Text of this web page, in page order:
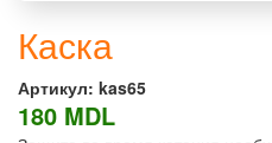
Каска
Артикул: kas65
180 MDL